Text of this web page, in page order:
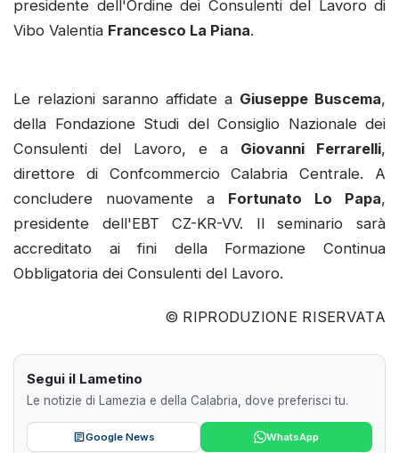
presidente dell'Ordine dei Consulenti del Lavoro di
Vibo Valentia Francesco La Piana.
Le relazioni saranno affidate a Giuseppe Buscema,
della Fondazione Studi del Consiglio Nazionale dei
Consulenti del Lavoro, e a Giovanni Ferrarelli,
direttore di Confcommercio Calabria Centrale. A
concludere nuovamente a Fortunato Lo Papa,
presidente dell'EBT CZ-KR-VV. Il seminario sarà
accreditato ai fini della Formazione Continua
Obbligatoria dei Consulenti del Lavoro.
© RIPRODUZIONE RISERVATA
Segui il Lametino
Le notizie di Lamezia e della Calabria, dove preferisci tu.
Google News WhatsApp